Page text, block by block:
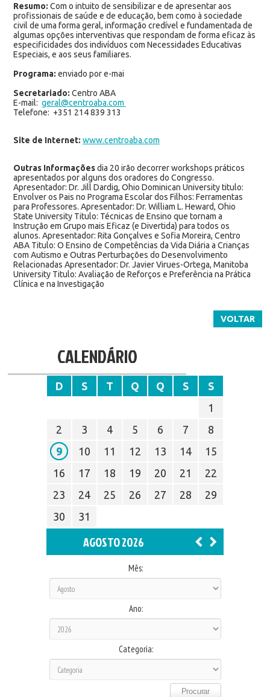
Resumo: Com o intuito de sensibilizar e de apresentar aos
profissionais de saúde e de educação, bem como à sociedade
civil de uma forma geral, informação credível e fundamentada de
algumas opções interventivas que respondam de forma eficaz às
especificidades dos indivíduos com Necessidades Educativas
Especiais, e aos seus familiares.
Programa: enviado por e-mai
Secretariado: Centro ABA
E-mail: geral@centroaba.com
Telefone: +351 214 839 313
Site de Internet: www.centroaba.com
Outras Informaçõesdia 20 irão decorrer workshops práticos
apresentados por alguns dos oradores do Congresso.
Apresentador: Dr. Jill Dardig, Ohio Dominican University titulo:
Envolver os Pais no Programa Escolar dos Filhos: Ferramentas
para Professores. Apresentador: Dr. William L. Heward, Ohio
State University Titulo: Técnicas de Ensino que tornam a
Instrução em Grupo mais Eficaz (e Divertida) para todos os
alunos. Apresentador: Rita Gonçalves e Sofia Moreira, Centro
ABA Titulo: O Ensino de Competências da Vida Diária a Crianças
com Autismo e Outras Perturbações do Desenvolvimento
Relacionadas Apresentador: Dr. Javier Virues-Ortega, Manitoba
University Titulo: Avaliação de Reforços e Preferência na Prática
Clínica e na Investigação
VOLTAR
CALENDÁRIO
D S T Q Q S
S
1
2
3 4 5 6 7
8
9
10 11 12 13 14
15
16
17 18 19 20 21
22
23
24 25 26 27 28
29
30
31
AGOSTO 2026
Mês:
Ano:
Categoria: